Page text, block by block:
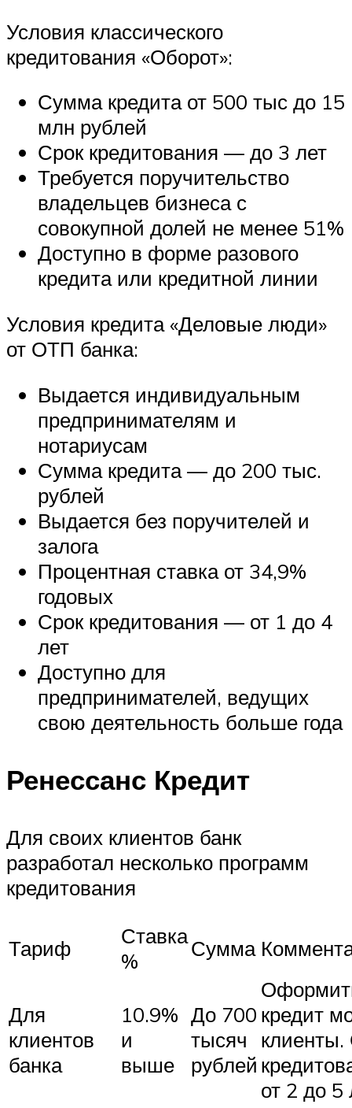
Условия классического
кредитования «Оборот»:
Сумма кредита от 500 тыс до 15
млн рублей
Срок кредитования — до 3 лет
Требуется поручительство
владельцев бизнеса с
совокупной долей не менее 51%
Доступно в форме разового
кредита или кредитной линии
Условия кредита «Деловые люди»
от ОТП банка:
Выдается индивидуальным
предпринимателям и
нотариусам
Сумма кредита — до 200 тыс.
рублей
Выдается без поручителей и
залога
Процентная ставка от 34,9%
годовых
Срок кредитования — от 1 до 4
лет
Доступно для
предпринимателей, ведущих
свою деятельность больше года
Ренессанс Кредит
Для своих клиентов банк
разработал несколько программ
кредитования
Тариф
Ставка
%
Сумма
Для
клиентов
банка
10.9%
и
выше
До 700
тысяч
рублей
кредит
клиенты.
от 2 до 5